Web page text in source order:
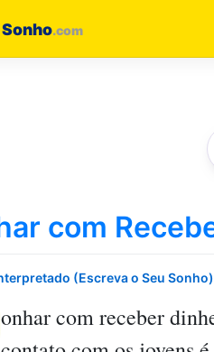
com
(Escreva o Seu Sonho)
onhar com receber